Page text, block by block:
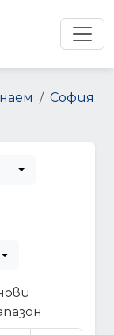
София